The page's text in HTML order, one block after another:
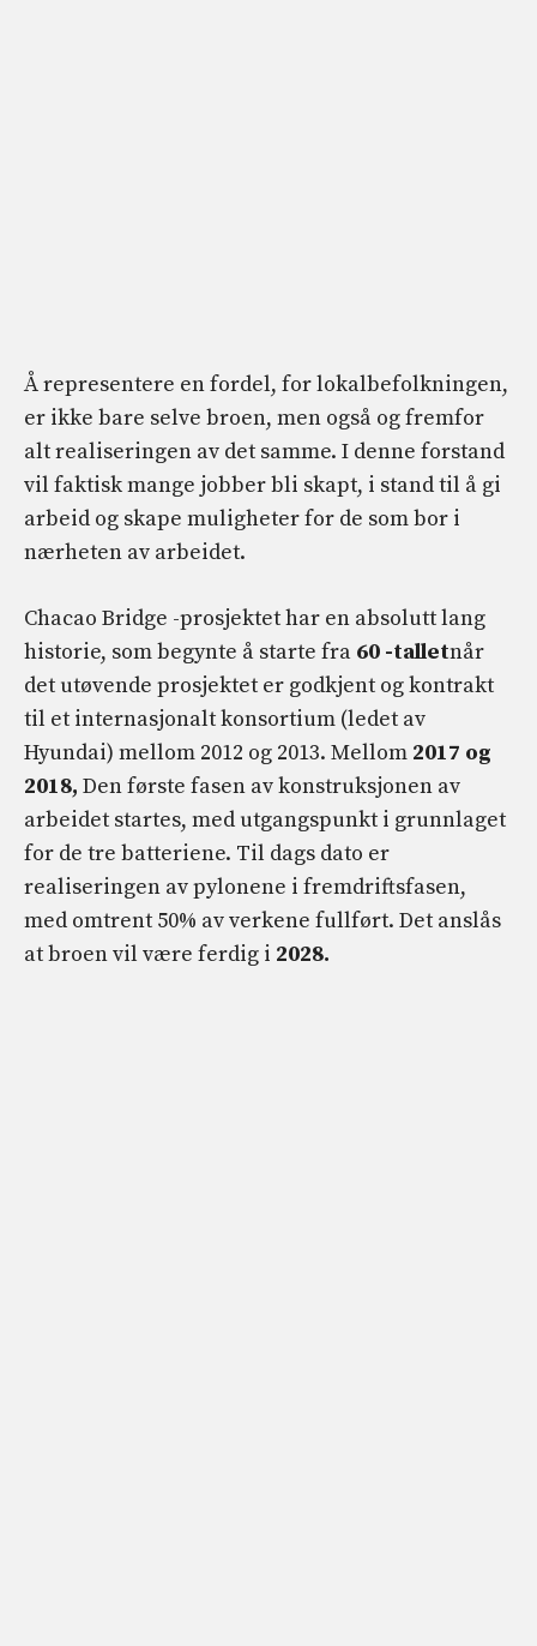
Å representere en fordel, for lokalbefolkningen,
er ikke bare selve broen, men også og fremfor
alt realiseringen av det samme. I denne forstand
vil faktisk mange jobber bli skapt, i stand til å gi
arbeid og skape muligheter for de som bor i
nærheten av arbeidet.
Chacao Bridge -prosjektet har en absolutt lang
historie, som begynte å starte fra 60 -talletnår
det utøvende prosjektet er godkjent og kontrakt
til et internasjonalt konsortium (ledet av
Hyundai) mellom 2012 og 2013. Mellom 2017 og
2018, Den første fasen av konstruksjonen av
arbeidet startes, med utgangspunkt i grunnlaget
for de tre batteriene. Til dags dato er
realiseringen av pylonene i fremdriftsfasen,
med omtrent 50% av verkene fullført. Det anslås
at broen vil være ferdig i 2028.